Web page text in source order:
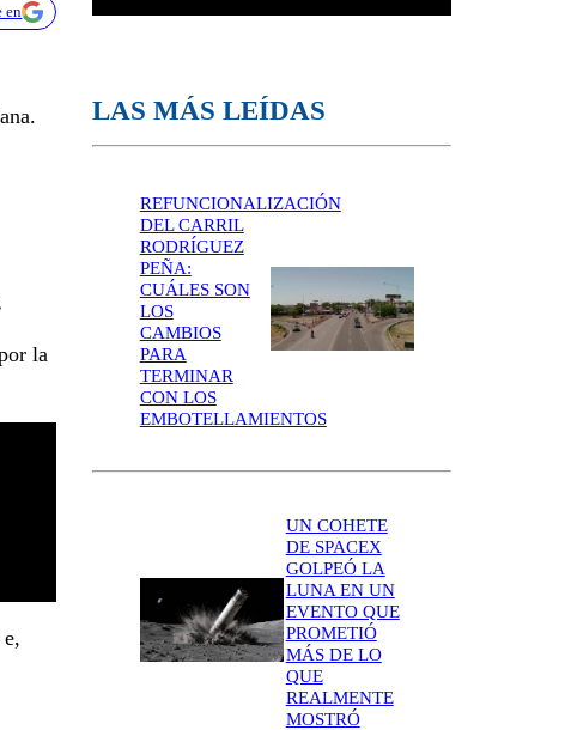
en
la
LAS MÁS LEÍDAS
REFUNCIONALIZACIÓN
DEL CARRIL
RODRÍGUEZ
PEÑA:
CUÁLES SON
LOS
CAMBIOS
PARA
TERMINAR
CON LOS
EMBOTELLAMIENTOS
UN COHETE
DE SPACEX
GOLPEÓ LA
LUNA EN UN
EVENTO QUE
PROMETIÓ
MÁS DE LO
QUE
REALMENTE
MOSTRÓ